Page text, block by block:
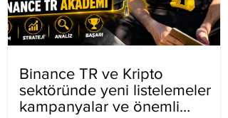
Binance TR ve Kripto
sektöründe yeni listelemeler
kampanyalar ve önemli